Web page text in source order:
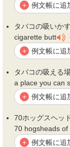
+ 例文帳に追
タバコの吸いかす
cigarette butt
+ 例文帳に追
タバコの吸える
a place you can
+ 例文帳に追
70ホッグスヘッ
70 hogsheads of
+ 例文帳に追